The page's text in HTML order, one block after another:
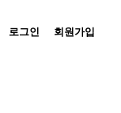
로그인 회원가입